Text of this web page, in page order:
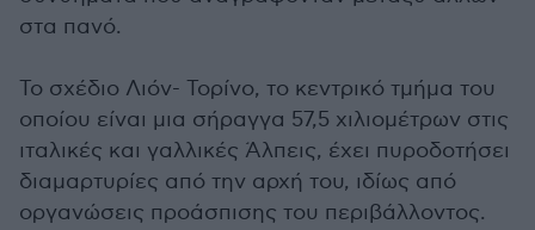
στα πανό.
Το σχέδιο Λιόν- Τορίνο, το κεντρικό τμήμα του
οποίου είναι μια σήραγγα 57,5 χιλιομέτρων στις
ιταλικές και γαλλικές Άλπεις, έχει πυροδοτήσει
διαμαρτυρίες από την αρχή του, ιδίως από
οργανώσεις προάσπισης του περιβάλλοντος.